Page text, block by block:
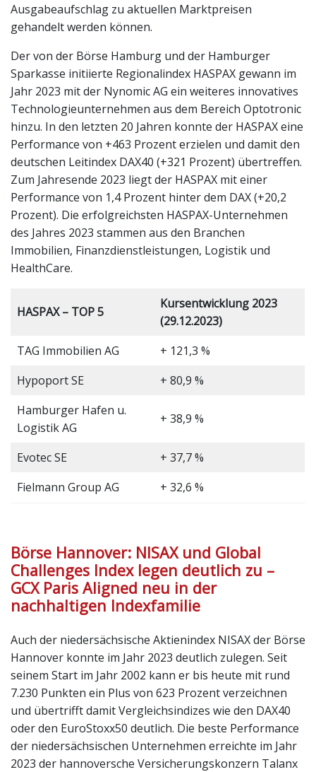
Ausgabeaufschlag zu aktuellen Marktpreisen
gehandelt werden können.
Der von der Börse Hamburg und der Hamburger
Sparkasse initiierte Regionalindex HASPAX gewann im
Jahr 2023 mit der Nynomic AG ein weiteres innovatives
Technologieunternehmen aus dem Bereich Optotronic
hinzu. In den letzten 20 Jahren konnte der HASPAX eine
Performance von +463 Prozent erzielen und damit den
deutschen Leitindex DAX40 (+321 Prozent) übertreffen.
Zum Jahresende 2023 liegt der HASPAX mit einer
Performance von 1,4 Prozent hinter dem DAX (+20,2
Prozent). Die erfolgreichsten HASPAX-Unternehmen
des Jahres 2023 stammen aus den Branchen
Immobilien, Finanzdienstleistungen, Logistik und
HealthCare.
HASPAX – TOP 5
Kursentwicklung 2023
(29.12.2023)
TAG Immobilien AG
+ 121,3 %
Hypoport SE
+ 80,9 %
Hamburger Hafen u.
Logistik AG
+ 38,9 %
Evotec SE
+ 37,7 %
Fielmann Group AG
+ 32,6 %
Börse Hannover: NISAX und Global
Challenges Index legen deutlich zu –
GCX Paris Aligned neu in der
nachhaltigen Indexfamilie
Auch der niedersächsische Aktienindex NISAX der Börse
Hannover konnte im Jahr 2023 deutlich zulegen. Seit
seinem Start im Jahr 2002 kann er bis heute mit rund
7.230 Punkten ein Plus von 623 Prozent verzeichnen
und übertrifft damit Vergleichsindizes wie den DAX40
oder den EuroStoxx50 deutlich. Die beste Performance
der niedersächsischen Unternehmen erreichte im Jahr
2023 der hannoversche Versicherungskonzern Talanx